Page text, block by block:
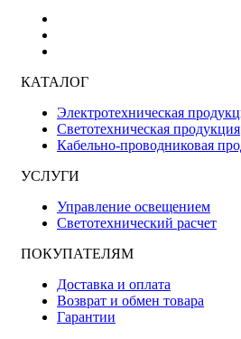
КАТАЛОГ
Электротехническая
Светотехническая продукция
Кабельно-проводниковая
УСЛУГИ
Управление освещением
Светотехнический расчет
ПОКУПАТЕЛЯМ
Доставка и оплата
Возврат и обмен товара
Гарантии